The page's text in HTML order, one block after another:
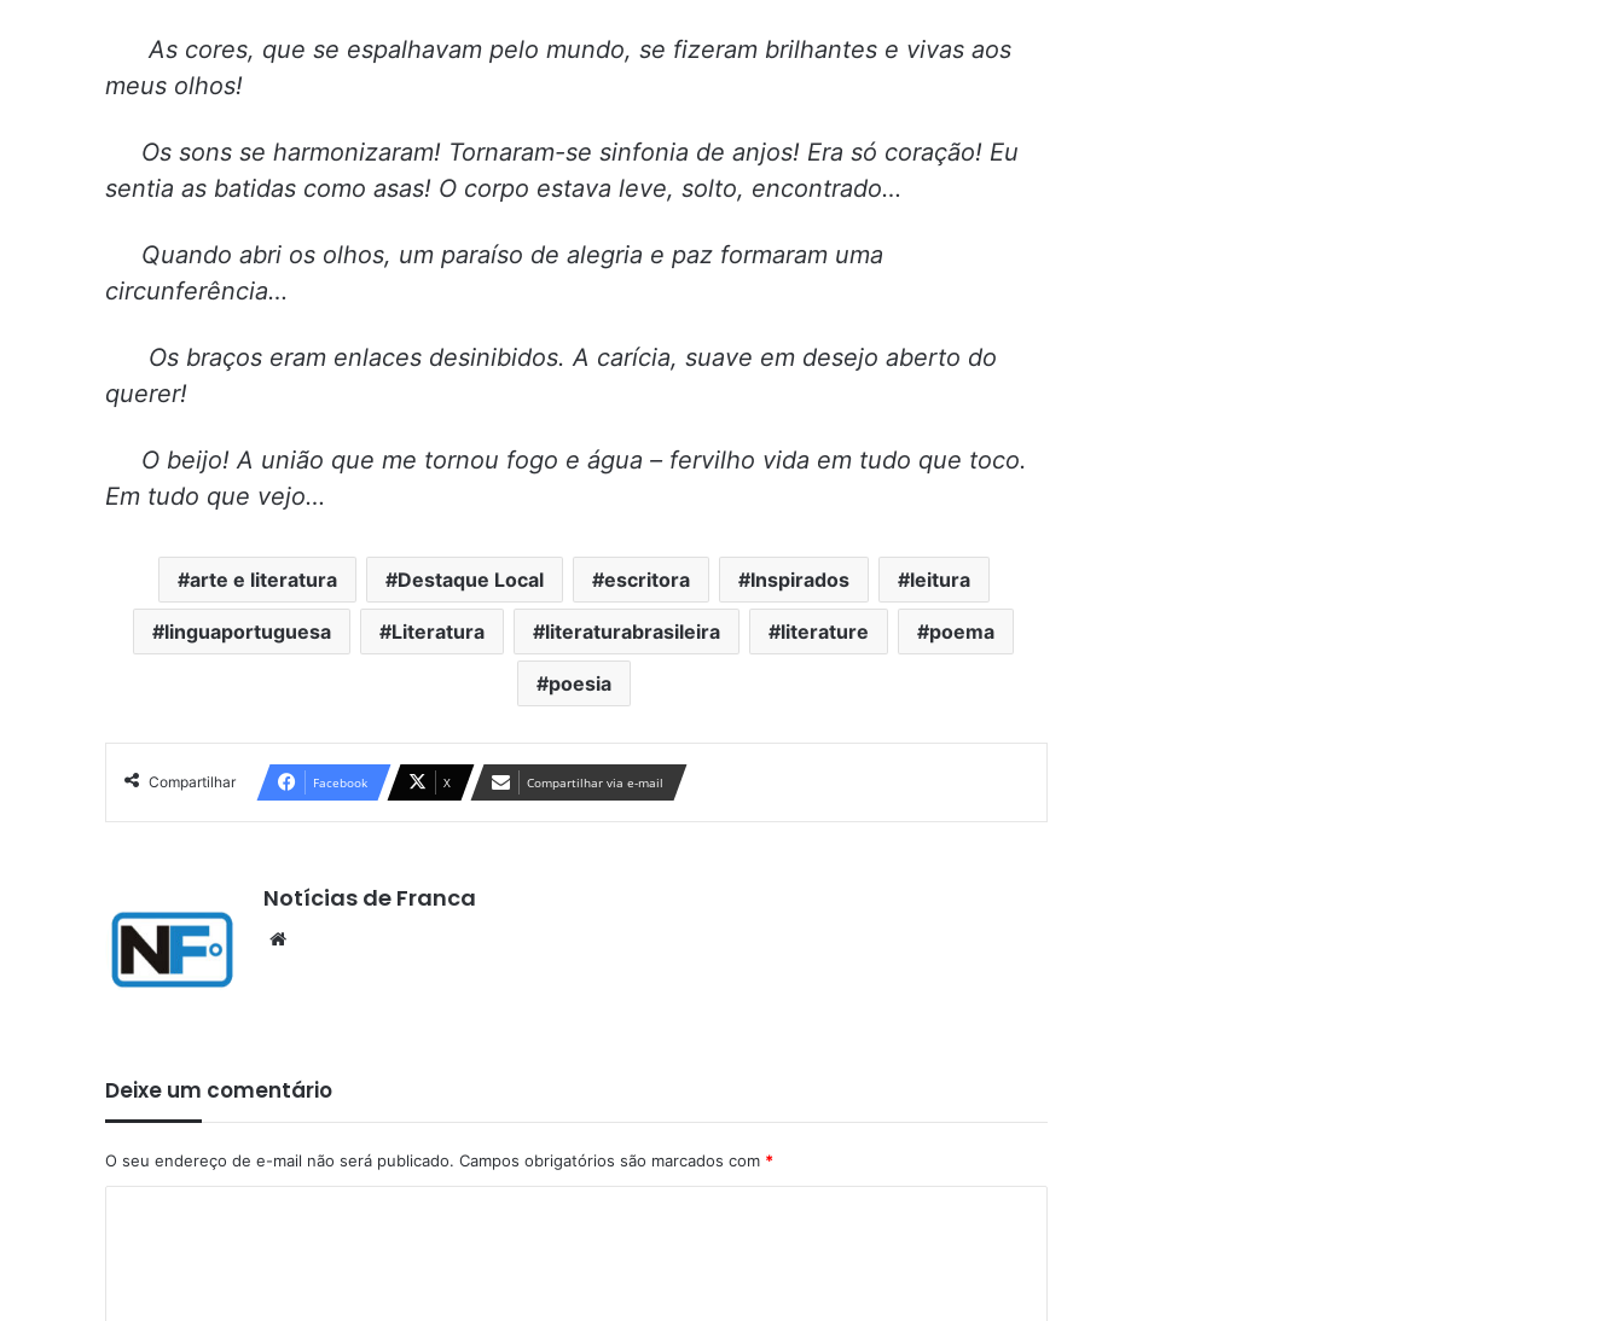
As cores, que se espalhavam pelo mundo, se fizeram brilhantes e vivas aos
meus olhos!
Os sons se harmonizaram! Tornaram-se sinfonia de anjos! Era só coração! Eu
sentia as batidas como asas! O corpo estava leve, solto, encontrado…
Quando abri os olhos, um paraíso de alegria e paz formaram uma
circunferência…
Os braços eram enlaces desinibidos. A carícia, suave em desejo aberto do
querer!
O beijo! A união que me tornou fogo e água – fervilho vida em tudo que toco.
Em tudo que vejo…
arte e literatura Destaque Local escritora Inspirados leitura
linguaportuguesa Literatura literaturabrasileira literature poema
poesia
Compartilhar Facebook X Compartilhar via e-mail
Notícias de Franca
Deixe um comentário
O seu endereço de e-mail não será publicado. Campos obrigatórios são marcados com *